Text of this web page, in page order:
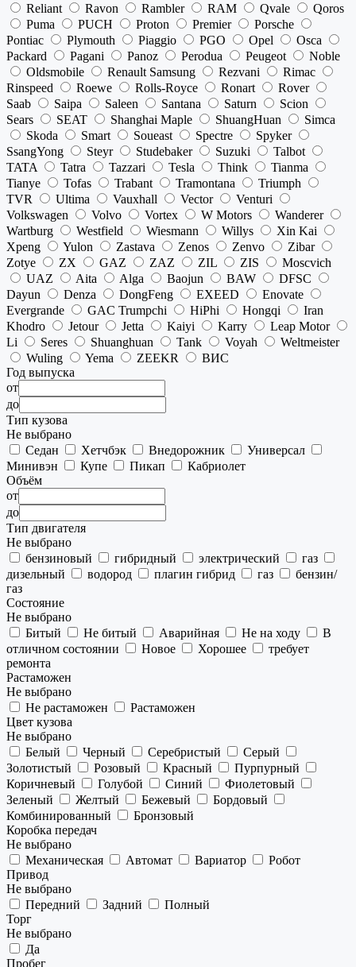
Reliant
Ravon Rambler RAM Qvale
Qoros
Puma
PUCH Proton Premier
Porsche
Pontiac
Plymouth Piaggio PGO Opel
Osca
Packard
Pagani Panoz Perodua Peugeot
Noble
Oldsmobile
Renault Samsung Rezvani
Rimac
Rinspeed
Roewe Rolls-Royce Ronart
Rover
Saab
Saipa Saleen Santana Saturn
Scion
Sears
SEAT Shanghai Maple ShuangHuan
Simca
Skoda
Smart Soueast Spectre
Spyker
SsangYong
Steyr Studebaker Suzuki
Talbot
TATA
Tatra Tazzari Tesla Think
Tianma
Tianye
Tofas Trabant Tramontana
Triumph
TVR
Ultima Vauxhall Vector
Venturi
Volkswagen
Volvo Vortex W Motors
Wanderer
Wartburg
Westfield Wiesmann Willys
Xin Kai
Xpeng
Yulon Zastava Zenos Zenvo
Zibar
Zotye
ZX GAZ ZAZ ZIL ZIS
Moscvich
UAZ
Aita Alga Baojun BAW
DFSC
Dayun
Denza DongFeng EXEED
Enovate
Evergrande
GAC Trumpchi HiPhi Hongqi
Iran
Khodro
Jetour Jetta Kaiyi Karry
Leap Motor
Li
Seres Shuanghuan Tank Voyah
Weltmeister
Wuling
Yema ZEEKR
ВИС
Год выпуска
от
до
Тип кузова
Не выбрано
Седан
Хетчбэк Внедорожник
Универсал
Минивэн
Купе Пикап
Кабриолет
Объём
от
до
Тип двигателя
Не выбрано
бензиновый
гибридный электрический
газ
дизельный
водород плагин гибрид газ
бензин/
газ
Состояние
Не выбрано
Битый
Не битый Аварийная Не на ходу
В
отличном состоянии
Новое Хорошее
требует
ремонта
Растаможен
Не выбрано
Не растаможен
Растаможен
Цвет кузова
Не выбрано
Белый
Черный Серебристый
Серый
Золотистый
Розовый Красный
Пурпурный
Коричневый
Голубой Синий
Фиолетовый
Зеленый
Желтый Бежевый
Бордовый
Комбинированный
Бронзовый
Коробка передач
Не выбрано
Механическая
Автомат Вариатор
Робот
Привод
Не выбрано
Передний
Задний
Полный
Торг
Не выбрано
Да
Пробег